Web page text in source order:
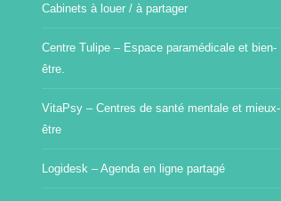
Cabinets à louer / à partager
Centre Tulipe – Espace paramédicale et bien-
être.
VitaPsy – Centres de santé mentale et mieux-
être
Logidesk – Agenda en ligne partagé